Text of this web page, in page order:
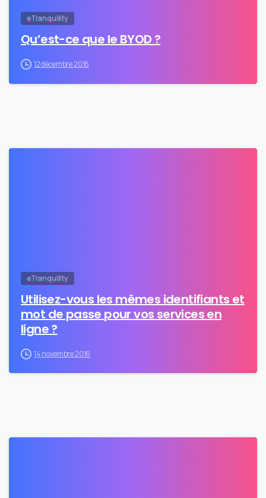
eTranquility
Qu’est-ce que le BYOD ?
12 décembre 2016
eTranquility
Utilisez-vous les mêmes identifiants et
mot de passe pour vos services en
ligne ?
14 novembre 2016